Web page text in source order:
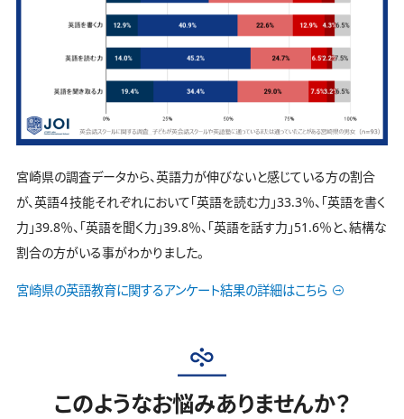
宮崎県の調査データから、英語力が伸びないと感じている方の割合
が、英語４技能それぞれにおいて「英語を読む力」33.3％、「英語を書く
力」39.8％、「英語を聞く力」39.8％、「英語を話す力」51.6％と、結構な
割合の方がいる事がわかりました。
宮崎県の英語教育に関するアンケート結果の詳細はこちら
このようなお悩みありませんか？